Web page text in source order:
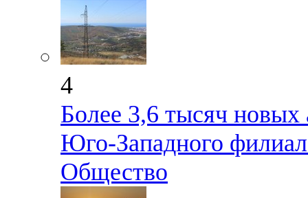
4
Более 3,6 тысяч новых
Юго-Западного
Общество